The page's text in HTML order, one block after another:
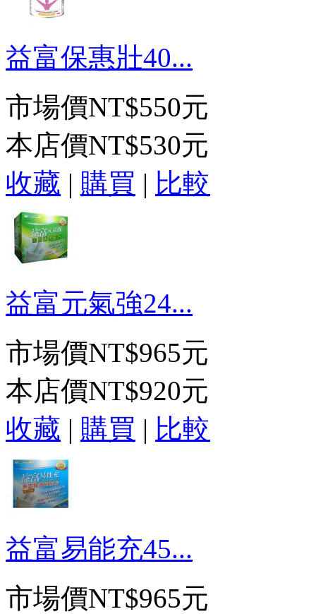
益富保惠壯40...
市場價NT$550元
本店價NT$530元
收藏 | 購買 | 比較
益富元氣強24...
市場價NT$965元
本店價NT$920元
收藏 | 購買 | 比較
益富易能充45...
市場價NT$965元